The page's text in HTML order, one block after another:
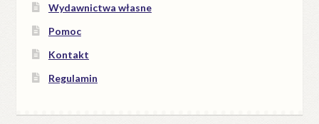
Wydawnictwa własne
Pomoc
Kontakt
Regulamin